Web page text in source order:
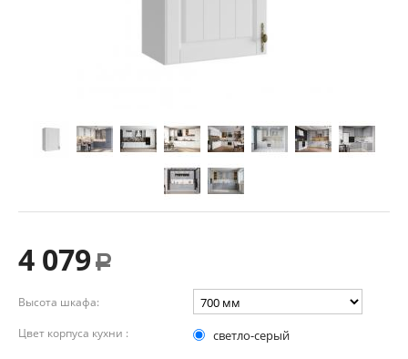
4 079 Р
Высота шкафа:
Цвет корпуса кухни :
светло-серый